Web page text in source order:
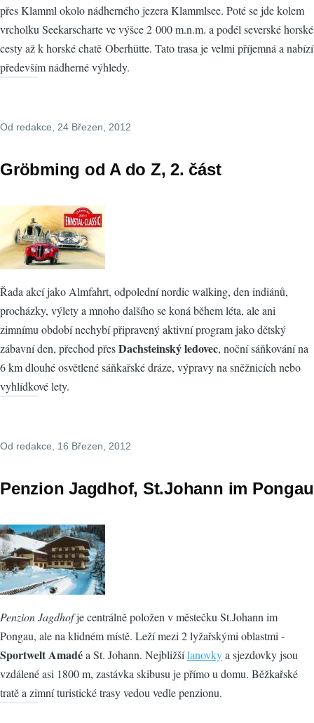
přes Klamml okolo nádherného jezera Klammlsee. Poté se jde kolem
vrcholku Seekarscharte ve výšce 2 000 m.n.m. a podél severské horské
cesty až k horské chatě Oberhütte. Tato trasa je velmi příjemná a nabízí
především nádherné výhledy.
Od redakce , 24 Březen, 2012
Gröbming od A do Z, 2. část
Řada akcí jako Almfahrt, odpolední nordic walking, den indiánů,
procházky, výlety a mnoho dalšího se koná během léta, ale ani
zimnímu období nechybí připravený aktivní program jako dětský
zábavní den, přechod přesDachsteinský ledovec, noční sáňkování na
6 km dlouhé osvětlené sáňkařské dráze, výpravy na sněžnicích nebo
vyhlídkové lety.
Od redakce , 16 Březen, 2012
Penzion Jagdhof, St.Johann im Pongau
Penzion Jagdhofje centrálně položen v městečku St.Johann im
Pongau, ale na klidném místě. Leží mezi 2 lyžařskými oblastmi -
Sportwelt Amadéa St. Johann. Nejbližšílanovkya sjezdovky jsou
vzdálené asi 1800 m, zastávka skibusu je přímo u domu. Běžkařské
tratě a zimní turistické trasy vedou vedle penzionu.